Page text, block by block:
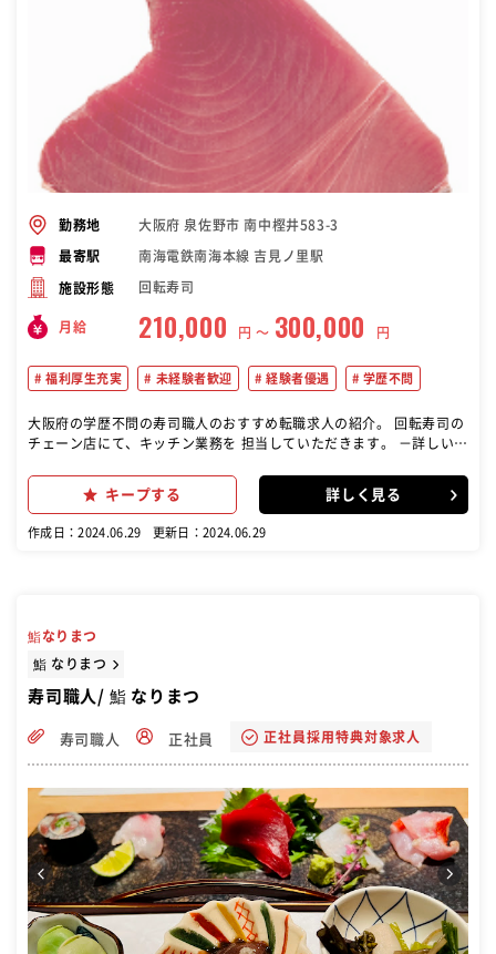
勤務地 大阪府 泉佐野市 南中樫井583-3
最寄駅 南海電鉄南海本線 吉見ノ里駅
施設形態 回転寿司
月給 210,000 円 〜 300,000 円
福利厚生充実 未経験者歓迎 経験者優遇 学歴不問
大阪府の学歴不問の寿司職人のおすすめ転職求人の紹介。 回転寿司の
チェーン店にて、キッチン業務を 担当していただきます。 －詳しい業
レーンにお寿司をのせる ■食器類の片付け ■清掃業務 など
キープする 詳しく見る
作成日：2024.06.29 更新日：2024.06.29
鮨なりまつ
鮨 なりまつ
寿司職人/ 鮨 なりまつ
寿司職人 正社員 正社員採用特典対象求人